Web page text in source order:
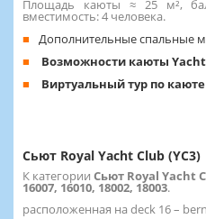
Площадь каюты ≈ 25 м²,
вместимость: 4 человека.
Дополнительные спальные
Возможности каюты
Виртуальный тур по каюте
Сьют Royal Yacht Club (YC3)
К категории Сьют Royal Yacht
16007, 16010, 18002, 18003.
расположенная на deck 16 –